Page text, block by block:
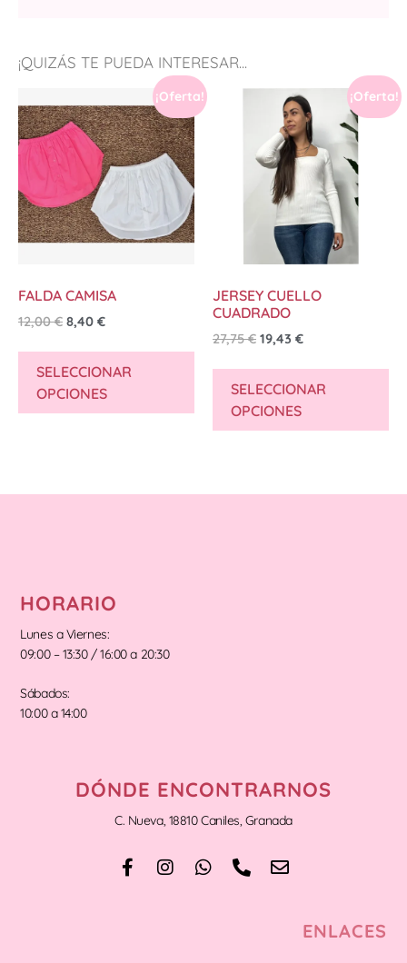
¡QUIZÁS TE PUEDA INTERESAR...
¡Oferta!
FALDA CAMISA
12,00€ 8,40 €
SELECCIONAR
OPCIONES
¡Oferta!
JERSEY CUELLO
CUADRADO
27,75€ 19,43 €
SELECCIONAR
OPCIONES
HORARIO
Lunes a Viernes:
09:00 – 13:30 / 16:00 a 20:30
Sábados:
10:00 a 14:00
DÓNDE ENCONTRARNOS
C. Nueva, 18810 Caniles, Granada
ENLACES